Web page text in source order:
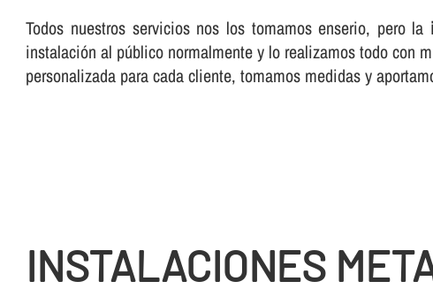
Todos nuestros servicios nos los tomamos enserio, pero la
instalación al público normalmente y lo realizamos todo con
personalizada para cada cliente, tomamos medidas y
INSTALACIONES